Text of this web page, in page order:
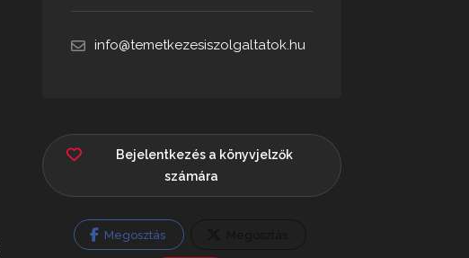
info@temetkezesiszolgaltatok.hu
Bejelentkezés a könyvjelzők
számára
Megosztás